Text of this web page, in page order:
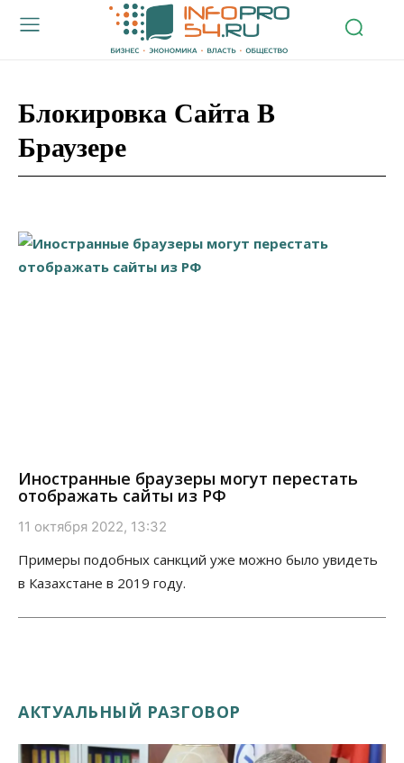
Блокировка Сайта В
Браузере
Иностранные браузеры могут перестать
отображать сайты из РФ
11 октября 2022, 13:32
Примеры подобных санкций уже можно было увидеть
в Казахстане в 2019 году.
АКТУАЛЬНЫЙ РАЗГОВОР